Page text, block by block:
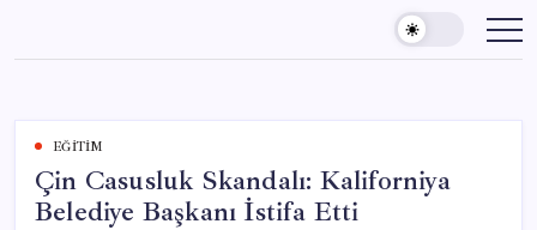
content
EĞITIM
Çin Casusluk Skandalı: Kaliforniya
Belediye Başkanı İstifa Etti